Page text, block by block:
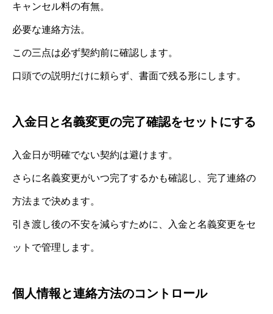
キャンセル料の有無。
必要な連絡方法。
この三点は必ず契約前に確認します。
口頭での説明だけに頼らず、書面で残る形にします。
入金日と名義変更の完了確認をセットにする
入金日が明確でない契約は避けます。
さらに名義変更がいつ完了するかも確認し、完了連絡の
方法まで決めます。
引き渡し後の不安を減らすために、入金と名義変更をセ
ットで管理します。
個人情報と連絡方法のコントロール